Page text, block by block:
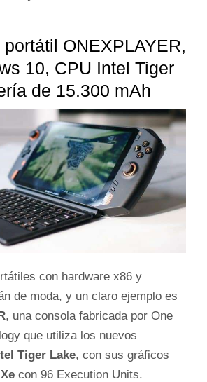
ONEXPLAYER,
10, CPU Intel Tiger
de 15.300 mAh
con hardware x86 y
de moda, y un claro ejemplo es
, una consola fabricada por One
que utiliza los nuevos
Tiger Lake, con sus gráficos
con 96 Execution Units.